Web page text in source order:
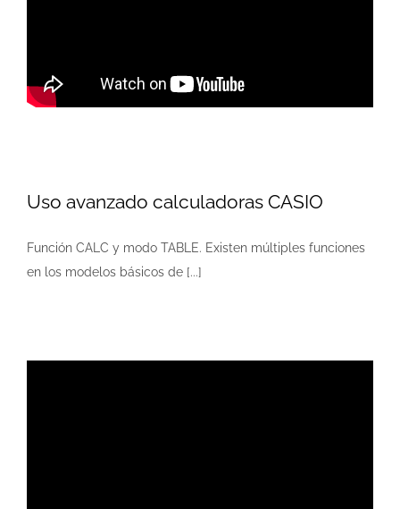
Uso avanzado calculadoras CASIO
Función CALC y modo TABLE. Existen múltiples funciones
en los modelos básicos de [...]